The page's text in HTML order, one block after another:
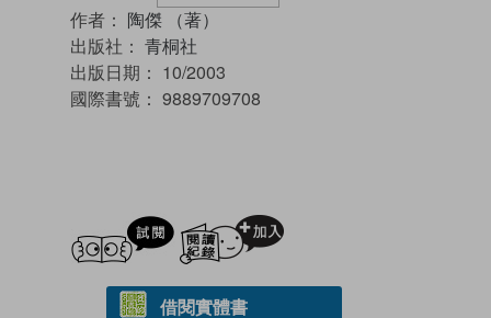
作者： 陶傑 （著）
出版社： 青桐社
出版日期： 10/2003
國際書號： 9889709708
試閲
借閱實體書